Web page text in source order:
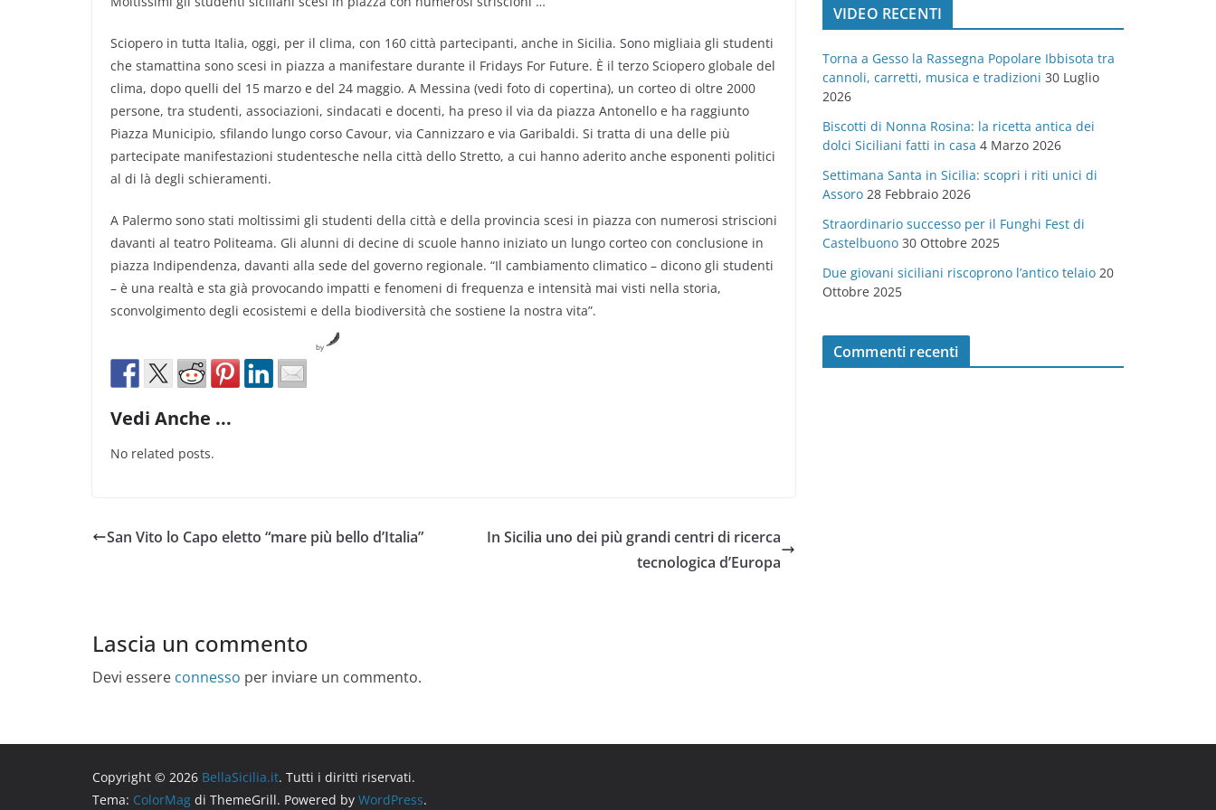
Sciopero in tutta Italia, oggi, per il clima, con 160 città partecipanti, anche in Sicilia. Sono migliaia gli studenti
che stamattina sono scesi in piazza a manifestare durante il Fridays For Future. È il terzo Sciopero globale del
clima, dopo quelli del 15 marzo e del 24 maggio. A Messina (vedi foto di copertina), un corteo di oltre 2000
persone, tra studenti, associazioni, sindacati e docenti, ha preso il via da piazza Antonello e ha raggiunto
Piazza Municipio, sfilando lungo corso Cavour, via Cannizzaro e via Garibaldi. Si tratta di una delle più
partecipate manifestazioni studentesche nella città dello Stretto, a cui hanno aderito anche esponenti politici
al di là degli schieramenti.
A Palermo sono stati moltissimi gli studenti della città e della provincia scesi in piazza con numerosi striscioni
davanti al teatro Politeama. Gli alunni di decine di scuole hanno iniziato un lungo corteo con conclusione in
piazza Indipendenza, davanti alla sede del governo regionale. “Il cambiamento climatico – dicono gli studenti
– è una realtà e sta già provocando impatti e fenomeni di frequenza e intensità mai visti nella storia,
sconvolgimento degli ecosistemi e della biodiversità che sostiene la nostra vita”.
by
Vedi Anche ...
No related posts.
San Vito lo Capo eletto “mare più bello d’Italia”
In Sicilia uno dei più grandi centri di ricerca
tecnologica d’Europa
Lascia un commento
Devi essere connesso per inviare un commento.
o
r
e
VIDEO RECENTI
Torna a Gesso la Rassegna Popolare Ibbisota tra
cannoli, carretti, musica e tradizioni 30 Luglio
2026
Biscotti di Nonna Rosina: la ricetta antica dei
dolci Siciliani fatti in casa 4 Marzo 2026
Settimana Santa in Sicilia: scopri i riti unici di
Assoro 28 Febbraio 2026
Straordinario successo per il Funghi Fest di
Castelbuono 30 Ottobre 2025
Due giovani siciliani riscoprono l’antico telaio 20
Ottobre 2025
Commenti recenti
Copyright © 2026 BellaSicilia.it. Tutti i diritti riservati.
Tema: ColorMag di ThemeGrill. Powered by WordPress.